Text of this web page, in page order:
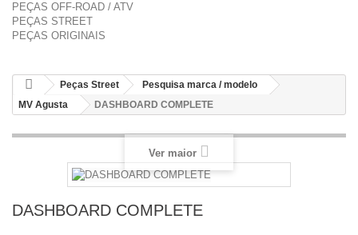
PEÇAS OFF-ROAD / ATV
PEÇAS STREET
PEÇAS ORIGINAIS
Peças Street
Pesquisa marca / modelo
MV Agusta
DASHBOARD COMPLETE
Ver maior
DASHBOARD COMPLETE